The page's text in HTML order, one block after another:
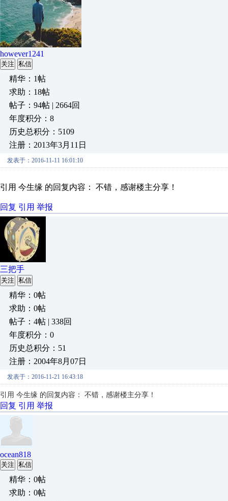
however1241
关注 私信
精华：1帖
求助：18帖
帖子：94帖 | 2664回
年度积分：8
历史总积分：5109
注册：2013年3月11日
发表于：2016-11-11 16:01:10
引用 今生缘 的回复内容： 不错，感谢楼主分享！
回复 引用 举报
三把手
关注 私信
精华：0帖
求助：0帖
帖子：4帖 | 338回
年度积分：0
历史总积分：51
注册：2004年8月07日
发表于：2016-11-21 16:43:18
引用 今生缘 的回复内容： 不错，感谢楼主分享！
回复 引用 举报
ocean818
关注 私信
精华：0帖
求助：0帖